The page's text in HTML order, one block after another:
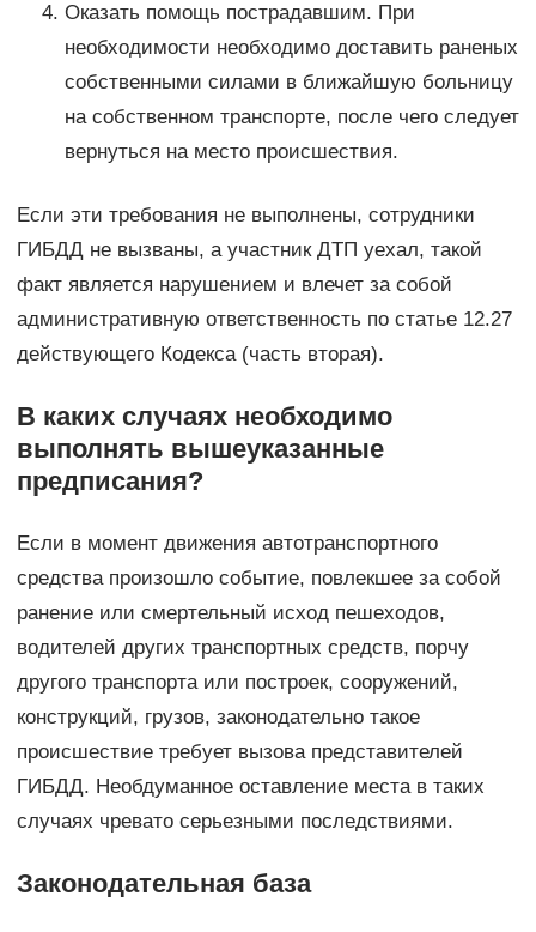
Оказать помощь пострадавшим. При
необходимости необходимо доставить раненых
собственными силами в ближайшую больницу
на собственном транспорте, после чего следует
вернуться на место происшествия.
Если эти требования не выполнены, сотрудники
ГИБДД не вызваны, а участник ДТП уехал, такой
факт является нарушением и влечет за собой
административную ответственность по статье 12.27
действующего Кодекса (часть вторая).
В каких случаях необходимо
выполнять вышеуказанные
предписания?
Если в момент движения автотранспортного
средства произошло событие, повлекшее за собой
ранение или смертельный исход пешеходов,
водителей других транспортных средств, порчу
другого транспорта или построек, сооружений,
конструкций, грузов, законодательно такое
происшествие требует вызова представителей
ГИБДД. Необдуманное оставление места в таких
случаях чревато серьезными последствиями.
Законодательная база